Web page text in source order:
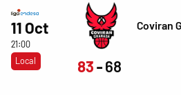
11 Oct
21:00
Local
Coviran
83 68